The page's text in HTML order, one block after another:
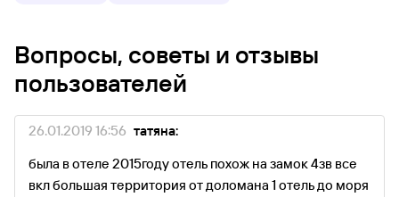
Вопросы, советы и отзывы
пользователей
26.01.2019 16:56 татяна:
была в отеле 2015году отель похож на замок 4зв все
вкл большая территория от доломана 1 отель до моря